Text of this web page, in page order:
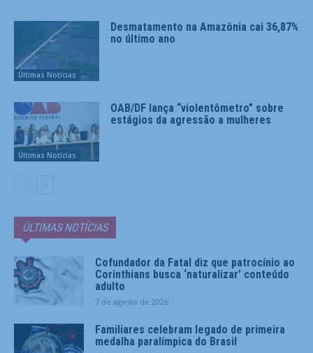
Últimas Notícias
Desmatamento na Amazônia cai 36,87%
no último ano
Últimas Notícias
OAB/DF lança “violentômetro” sobre
estágios da agressão a mulheres
ÚLTIMAS NOTÍCIAS
Cofundador da Fatal diz que patrocínio ao
Corinthians busca ‘naturalizar’ conteúdo
adulto
7 de agosto de 2026
Familiares celebram legado de primeira
medalha paralímpica do Brasil